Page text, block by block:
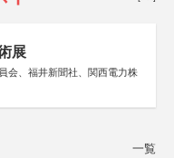
展
会、福井新聞社、関西電力株
一覧